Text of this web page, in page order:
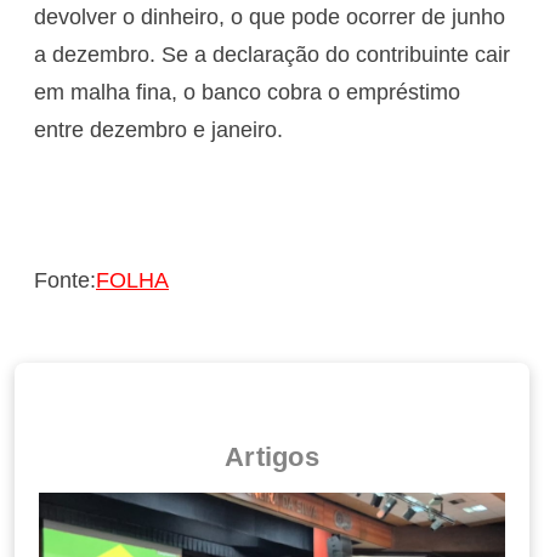
devolver o dinheiro, o que pode ocorrer de junho
a dezembro. Se a declaração do contribuinte cair
em malha fina, o banco cobra o empréstimo
entre dezembro e janeiro.
Fonte:FOLHA
Artigos